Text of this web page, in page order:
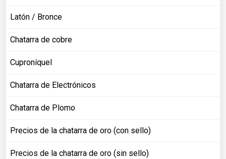
Latón / Bronce
Chatarra de cobre
Cuproníquel
Chatarra de Electrónicos
Chatarra de Plomo
Precios de la chatarra de oro (con sello)
Precios de la chatarra de oro (sin sello)